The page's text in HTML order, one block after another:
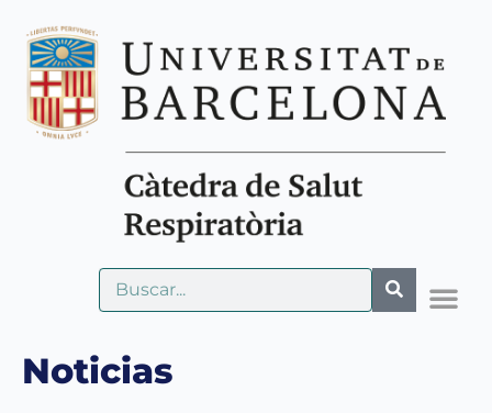
Noticias